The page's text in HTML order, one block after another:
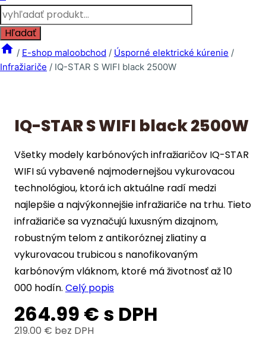
Products
search
Hľadať
/ E-shop maloobchod / Úsporné elektrické kúrenie /
Infražiariče / IQ-STAR S WIFI black 2500W
IQ-STAR S WIFI black 2500W
Všetky modely karbónových infražiaričov IQ-STAR
WIFI sú vybavené najmodernejšou vykurovacou
technológiou, ktorá ich aktuálne radí medzi
najlepšie a najvýkonnejšie infražiariče na trhu. Tieto
infražiariče sa vyznačujú luxusným dizajnom,
robustným telom z antikoróznej zliatiny a
vykurovacou trubicou s nanofikovaným
karbónovým vláknom, ktoré má životnosť až 10
000 hodín. Celý popis
264.99 € s DPH
219.00 € bez DPH